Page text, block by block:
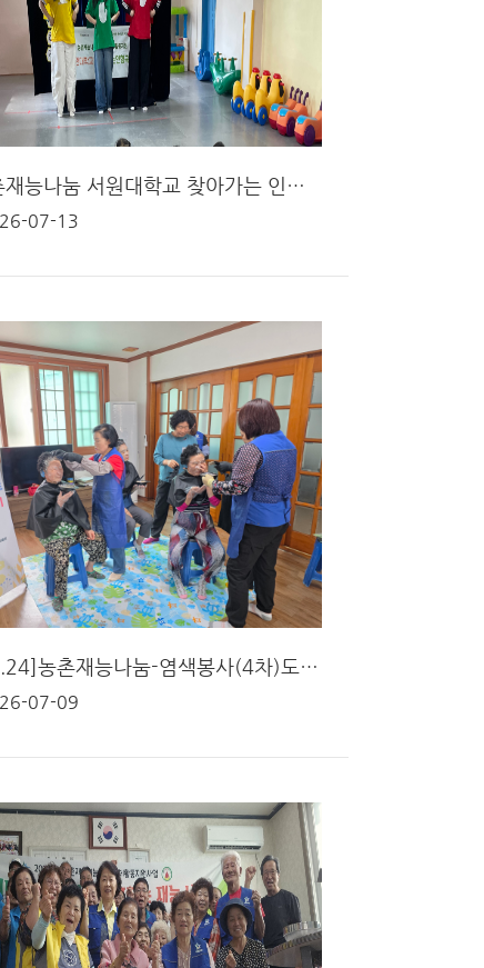
2026 농촌재능나눔 서원대학교 찾아가는 인형극단 (1회차)
07-13
[2026.06.24]농촌재능나눔-염색봉사(4차)도화면
07-09